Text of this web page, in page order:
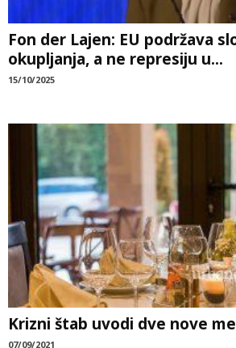
Fon der Lajen: EU podržava
okupljanja, a ne represiju u...
15/10/2025
Krizni štab uvodi dve nove
07/09/2021